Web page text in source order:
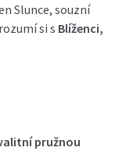
Slunce, souzní
si s Blíženci,
pružnou